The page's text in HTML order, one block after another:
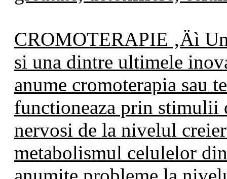
CROMOTERAPIE ‚Äì
si una dintre ultimele
anume cromoterapia sau
functioneaza prin stimulii
nervosi de la nivelul
metabolismul celulelor